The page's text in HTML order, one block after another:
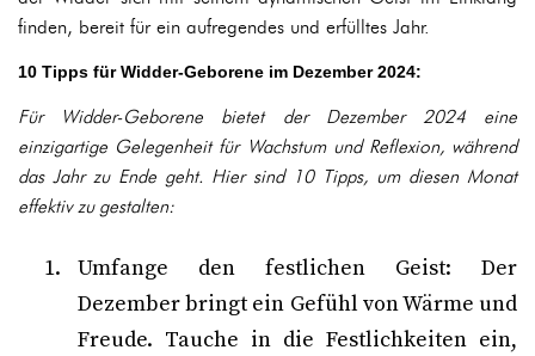
finden, bereit für ein aufregendes und erfülltes Jahr.
10 Tipps für Widder-Geborene im Dezember 2024:
Für Widder-Geborene bietet der Dezember 2024 eine
einzigartige Gelegenheit für Wachstum und Reflexion, während
das Jahr zu Ende geht. Hier sind 10 Tipps, um diesen Monat
effektiv zu gestalten:
Umfange den festlichen Geist: Der
Dezember bringt ein Gefühl von Wärme und
Freude. Tauche in die Festlichkeiten ein,